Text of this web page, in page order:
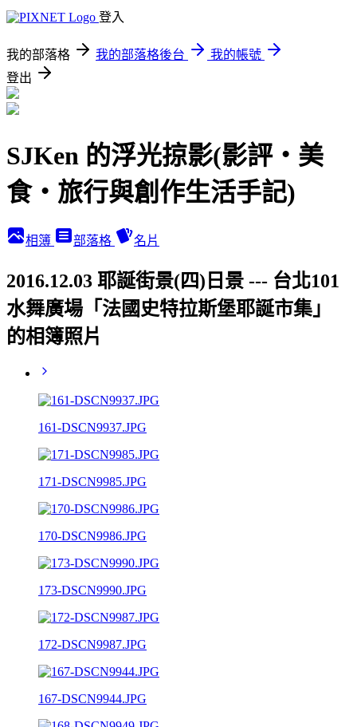
登入
我的部落格 我的部落格後台
我的帳號
登出
SJKen 的浮光掠影(影評‧美
食‧旅行與創作生活手記)
相簿 部落格 名片
2016.12.03 耶誕街景(四)日景 --- 台北101
水舞廣場「法國史特拉斯堡耶誕市集」
的相簿照片
161-DSCN9937.JPG
171-DSCN9985.JPG
170-DSCN9986.JPG
173-DSCN9990.JPG
172-DSCN9987.JPG
167-DSCN9944.JPG